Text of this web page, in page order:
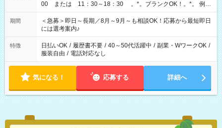
00 または 11：30～18：30 。*。ブランクOK！。*。 例え
ば前職が、 在宅/財団法人/事務/コールセンター/受付/販売/カフェ
スタッフ スイーツ販売/ホテルフロント/化粧品販売/など 様々な
業界から入社して活躍されています♪
期間
＜急募＞即日～長期／8月～9月～も相談OK！応募から最短即日
には選考案内♪
特徴 日払いOK / 履歴書不要 / 40～50代活躍中 / 副業・WワークOK /
服装自由 / 電話対応なし
気になる！ 応募する 詳細へ